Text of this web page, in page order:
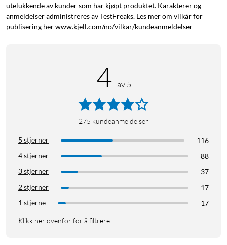
utelukkende av kunder som har kjøpt produktet. Karakterer og
anmeldelser administreres av TestFreaks. Les mer om vilkår for
publisering her www.kjell.com/no/vilkar/kundeanmeldelser
4 av 5
275 kundeanmeldelser
5 stjerner
116
4 stjerner
88
3 stjerner
37
2 stjerner
17
1 stjerne
17
Klikk her ovenfor for å filtrere